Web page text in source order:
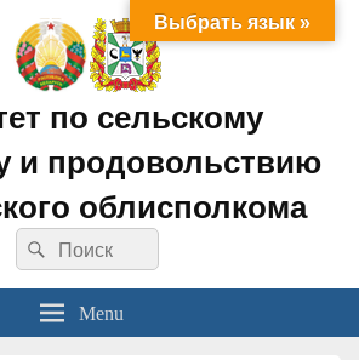
по сельскому
и продовольствию
облисполкома
Search
for:
Search
Menu
Выбрать язык »